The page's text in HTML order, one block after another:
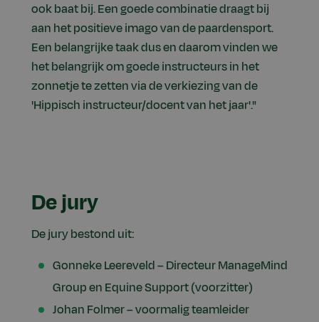
ook baat bij. Een goede combinatie draagt bij
aan het positieve imago van de paardensport.
Een belangrijke taak dus en daarom vinden we
het belangrijk om goede instructeurs in het
zonnetje te zetten via de verkiezing van de
'Hippisch instructeur/docent van het jaar'."
De jury
De jury bestond uit:
Gonneke Leereveld – Directeur ManageMind
Group en Equine Support (voorzitter)
Johan Folmer – voormalig teamleider